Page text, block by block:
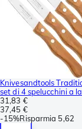
Knivesandtools
set di 4 spelucchini a
31,83 €
37,45 €
-15%Risparmia 5,62